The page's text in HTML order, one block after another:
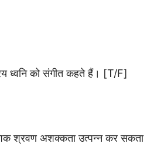
ध्वनि को संगीत कहते हैं। [T/F]
श्रवण अशक्कता उत्पन्न कर सकता